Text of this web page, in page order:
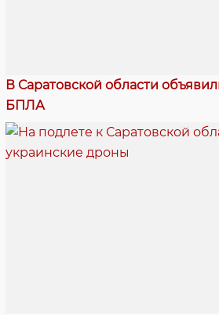
В Саратовской области
БПЛА